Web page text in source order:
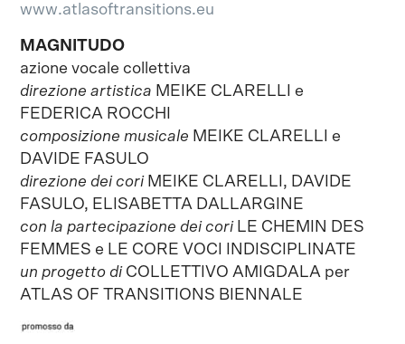
www.atlasoftransitions.eu
MAGNITUDO
azione vocale collettiva
direzione artistica MEIKE CLARELLI e
FEDERICA ROCCHI
composizione musicale MEIKE CLARELLI e
DAVIDE FASULO
direzione dei coriMEIKE CLARELLI, DAVIDE
FASULO, ELISABETTA DALLARGINE
con la partecipazione dei coriLE CHEMIN DES
FEMMES e LE CORE VOCI INDISCIPLINATE
un progetto diCOLLETTIVO AMIGDALA per
ATLAS OF TRANSITIONS BIENNALE